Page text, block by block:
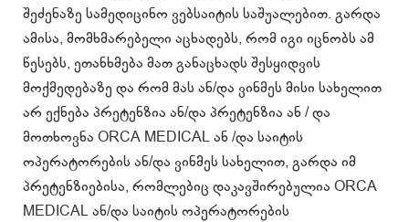
შეძენაზე სამედიცინო ვებსაიტის საშუალებით. გარდა
ამისა, მომხმარებელი აცხადებს, რომ იგი იცნობს ამ
წესებს, ეთანხმება მათ განაცხადს შესყიდვის
მოქმედებაზე და რომ მას ან/და ვინმეს მისი სახელით
არ ექნება პრეტენზია ან/და პრეტენზია ან / და
მოთხოვნა ORCA MEDICAL ან /და საიტის
ოპერატორების ან/და ვინმეს სახელით, გარდა იმ
პრეტენზიებისა, რომლებიც დაკავშირებულია ORCA
MEDICAL ან/და საიტის ოპერატორების